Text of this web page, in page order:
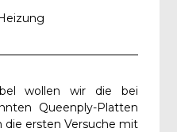
wollen wir die bei
Queenply-Platten
ersten Versuche mit